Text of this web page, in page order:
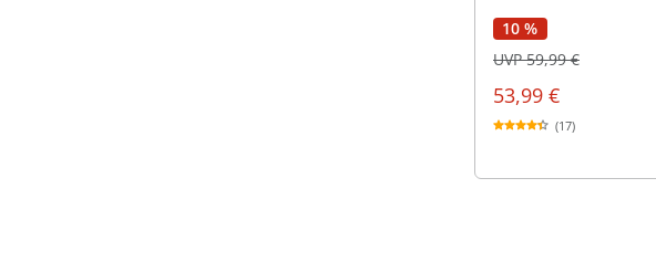
10 %
53,99 €
UVP 59,99 €
(17)